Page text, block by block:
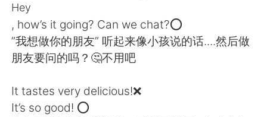
English
繁體中文 العربية
日本語
Hey
, how’s it going? Can we chat?⭕
”我想做你的朋友” 听起来像小孩说的话....然后做
朋友要问的吗？🤔不用吧
It tastes very delicious!❌
It’s so good! ⭕